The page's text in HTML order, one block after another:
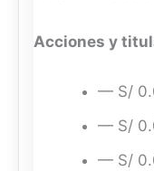
Acciones y
— S/
— S/
— S/